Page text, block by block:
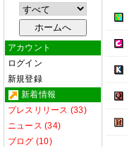
アカウント
ログイン
新規登録
新着情報
プレスリリース (33)
ニュース (34)
ブログ (10)